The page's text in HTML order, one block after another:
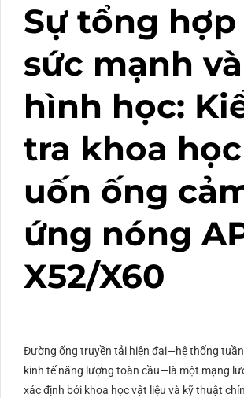
Sự tổng hợp
sức mạnh và
hình học:
tra khoa
uốn ống
ứng nóng
X52/X60
Đường ống truyền tải hiện đại—hệ thống
kinh tế năng lượng toàn cầu—là một mạng
xác định bởi khoa học vật liệu và kỹ thuật